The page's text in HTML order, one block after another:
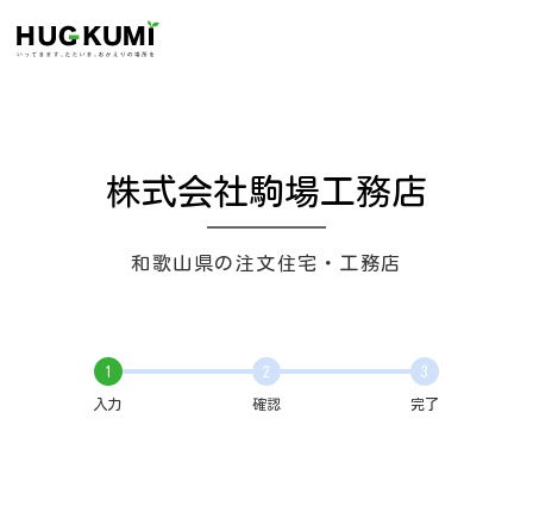
株式会社駒場工務店
和歌山県の注文住宅・工務店
1
入力
2
確認
3
完了